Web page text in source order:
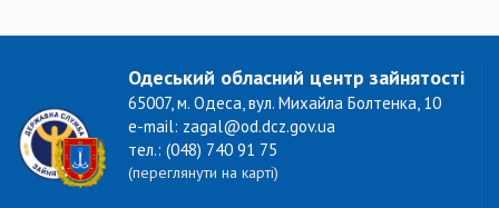
Одеський обласний центр зайнятості
65007, м. Одеса, вул. Михайла Болтенка, 10
e-mail: zagal@od.dcz.gov.ua
тел.: (048) 740 91 75
(переглянути на карті)